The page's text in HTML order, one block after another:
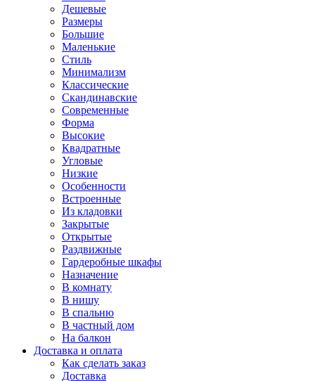
Дешевые
Размеры
Большие
Маленькие
Стиль
Минимализм
Классические
Скандинавские
Современные
Форма
Высокие
Квадратные
Угловые
Низкие
Особенности
Встроенные
Из кладовки
Закрытые
Открытые
Раздвижные
Гардеробные шкафы
Назначение
В комнату
В нишу
В спальню
В частный дом
На балкон
Доставка и оплата
Как сделать заказ
Доставка